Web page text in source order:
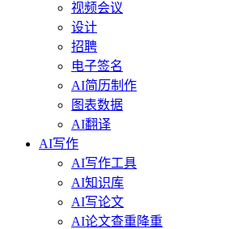
视频会议
设计
招聘
电子签名
AI简历制作
图表数据
AI翻译
AI写作
AI写作工具
AI知识库
AI写论文
AI论文查重降重